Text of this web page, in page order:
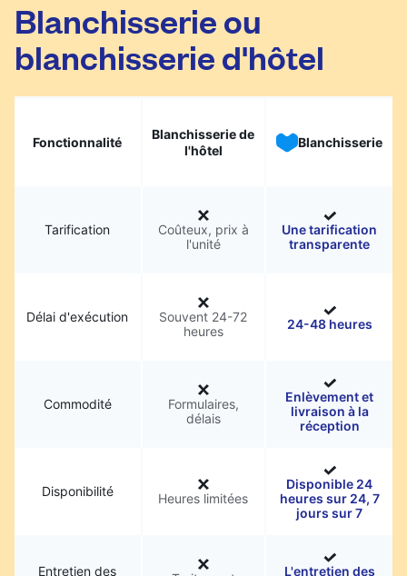
Blanchisserie ou
blanchisserie d'hôtel
Fonctionnalité
Blanchisserie de
l'hôtel
Blanchisserie
Tarification
Coûteux, prix à
l'unité
Une tarification
transparente
Délai d'exécution
Souvent 24-72
heures
24-48 heures
Commodité
Formulaires,
délais
Enlèvement et
livraison à la
réception
Disponibilité Heures limitées
Disponible 24
heures sur 24, 7
jours sur 7
Entretien des L'entretien des